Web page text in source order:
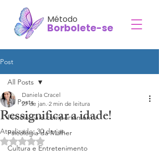
Método
Borbolete-se
Post
All Posts
Psicologia e comportamento
Psicologia da Mulher
Cultura e Entretenimento
All Posts
Ressignificar a idade!
Daniela Cracel
27 de jan. 2 min de leitura
Atualizado:30 de jan.
Avaliado com NaN de 5 estrelas.